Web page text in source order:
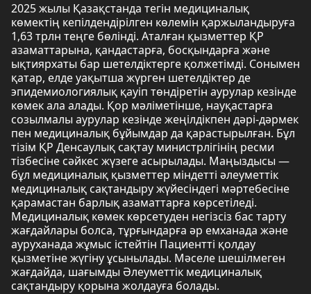
2025 жылы Қазақстанда тегін медициналық
көмектің кепілдендірілген көлемін қаржыландыруға
1,63 трлн теңге бөлінді. Аталған қызметтер ҚР
азаматтарына, қандастарға, босқындарға және
ықтиярхаты бар шетелдіктерге қолжетімді. Сонымен
қатар, елде уақытша жүрген шетелдіктер де
эпидемиологиялық қауіп төндіретін аурулар кезінде
көмек ала алады. Қор мәліметінше, науқастарға
созылмалы аурулар кезінде жеңілдікпен дәрі-дәрмек
пен медициналық бұйымдар да қарастырылған. Бұл
тізім ҚР Денсаулық сақтау министрлігінің ресми
тізбесіне сәйкес жүзеге асырылады. Маңыздысы —
бұл медициналық қызметтер міндетті әлеуметтік
медициналық сақтандыру жүйесіндегі мәртебесіне
қарамастан барлық азаматтарға көрсетіледі.
Медициналық көмек көрсетуден негізсіз бас тарту
жағдайлары болса, тұрғындарға әр емханада және
ауруханада жұмыс істейтін Пациентті қолдау
қызметіне жүгіну ұсынылады. Мәселе шешілмеген
жағдайда, шағымды Әлеуметтік медициналық
сақтандыру қорына жолдауға болады.